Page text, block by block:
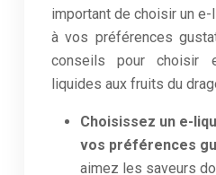
important de choisir un
à vos préférences
conseils pour choisir
liquides aux fruits du
Choisissez un e-
vos préférences
aimez les saveurs